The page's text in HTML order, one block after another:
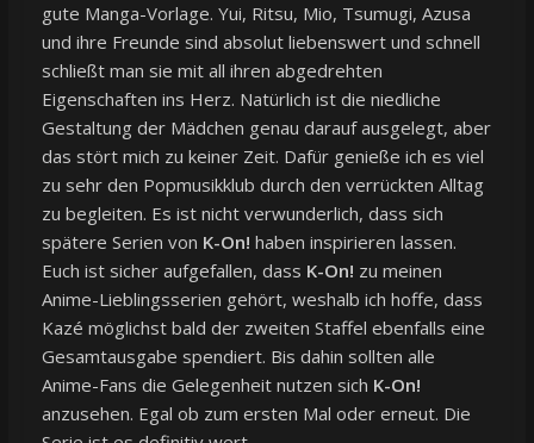
gute Manga-Vorlage. Yui, Ritsu, Mio, Tsumugi, Azusa
und ihre Freunde sind absolut liebenswert und schnell
schließt man sie mit all ihren abgedrehten
Eigenschaften ins Herz. Natürlich ist die niedliche
Gestaltung der Mädchen genau darauf ausgelegt, aber
das stört mich zu keiner Zeit. Dafür genieße ich es viel
zu sehr den Popmusikklub durch den verrückten Alltag
zu begleiten. Es ist nicht verwunderlich, dass sich
spätere Serien von K-On! haben inspirieren lassen.
Euch ist sicher aufgefallen, dass K-On! zu meinen
Anime-Lieblingsserien gehört, weshalb ich hoffe, dass
Kazé möglichst bald der zweiten Staffel ebenfalls eine
Gesamtausgabe spendiert. Bis dahin sollten alle
Anime-Fans die Gelegenheit nutzen sich K-On!
anzusehen. Egal ob zum ersten Mal oder erneut. Die